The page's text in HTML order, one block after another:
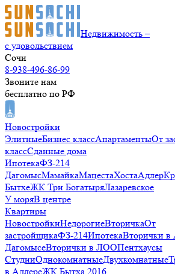
Недвижимость –
с удовольствием
Сочи
8-938-496-86-99
Звоните нам
бесплатно по РФ
Новостройки
ЭлитныеБизнес классАпартаментыОт
классСданные дома
ИпотекаФЗ-214
ДагомысМамайкаМацестаХостаАдлер
БытхеЖК Три БогатыряЛазаревское
У моряВ центре
Квартиры
НовостройкиНедорогиеВторичкаОт
застройщикаФЗ-214ИпотекаВторички в
ДагомысеВторички в ЛООПентхаусы
СтудииОднокомнатныеДвухкомнатные
в АдлереЖК Бытха 2016